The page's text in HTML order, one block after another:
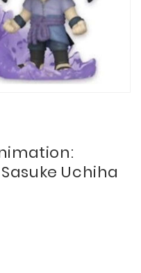
Uchiha